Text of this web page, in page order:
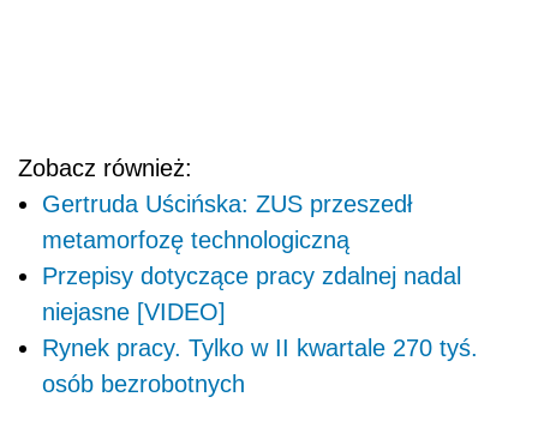
Zobacz również:
Gertruda Uścińska: ZUS przeszedł
metamorfozę technologiczną
Przepisy dotyczące pracy zdalnej nadal
niejasne [VIDEO]
Rynek pracy. Tylko w II kwartale 270 tyś.
osób bezrobotnych